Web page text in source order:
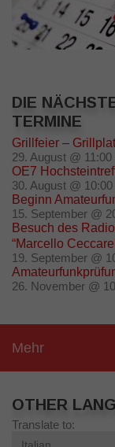
DIE
TERMINE
Grillfeier –
29. August @ 11:00
OE7
30. August @ 10:00
Beginn
15. September @
Besuch des
“Marcello
19. September @
26. November @
Mehr
OTHER
Translate to: